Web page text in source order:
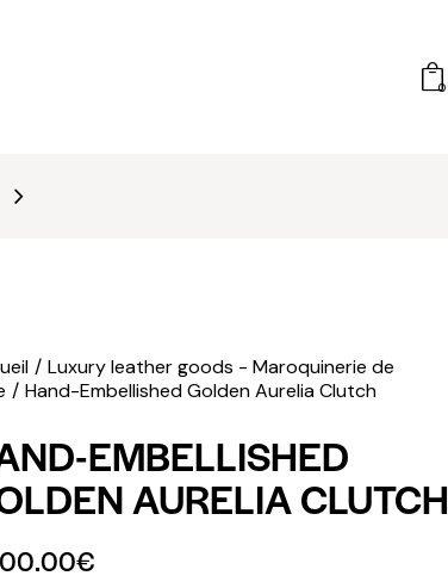
0
Luxury leather goods - Maroquinerie de
Hand-Embellished Golden Aurelia Clutch
EMBELLISHED
AURELIA CLUTCH
€